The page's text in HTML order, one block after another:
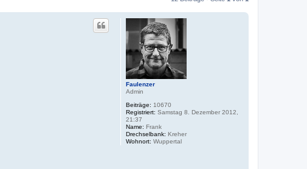
Faulenzer
Admin
Beiträge: 10670
Registriert: Samstag 8. Dezember 2012,
21:37
Name: Frank
Drechselbank: Kreher
Wohnort: Wuppertal